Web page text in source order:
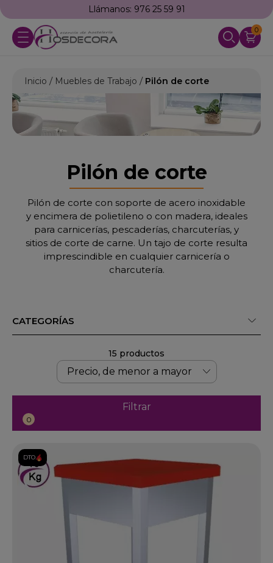
Llámanos: 976 25 59 91
0
Inicio Muebles de Trabajo Pilón de corte
Pilón de corte
Pilón de corte con soporte de acero inoxidable
y encimera de polietileno o con madera, ideales
para carnicerías, pescaderías, charcuterías, y
sitios de corte de carne. Un tajo de corte resulta
imprescindible en cualquier carnicería o
charcutería.
CATEGORÍAS
15 productos
Filtrar
0
DTO.